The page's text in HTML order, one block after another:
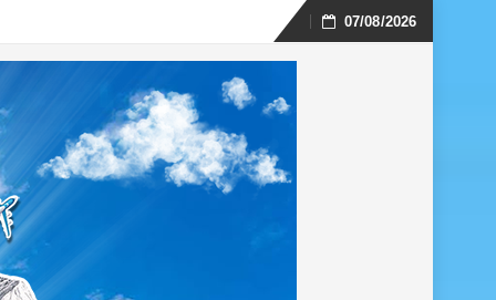
Skip
07/08/2026